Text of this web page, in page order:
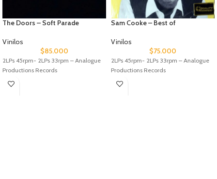
The Doors – Soft Parade
Vinilos
$85.000
2LPs 45rpm- 2LPs 33rpm – Analogue
Productions Records
Sam Cooke – Best of
Vinilos
$75.000
2LPs 45rpm- 2LPs 33rpm – Analogue
Productions Records